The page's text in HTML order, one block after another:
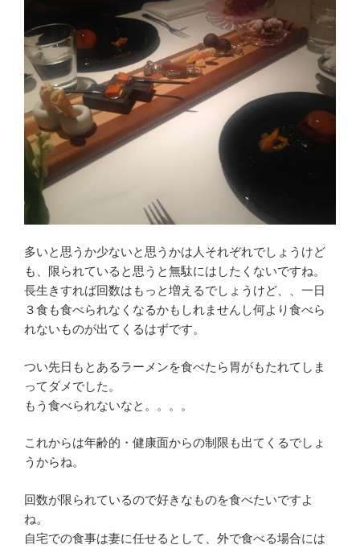
多いと思うか少ないと思うかは人それぞれでしょうけど
も、限られていると思うと無駄にはしたくないですね。
長生きすれば回数はもっと増えるでしょうけど、、一日
３食も食べられなくなるかもしれませんし何より食べら
れないものが出てくるはずです。
つい先日もとあるラーメンを食べたら胃がもたれてしま
ってダメでした。
もう食べられないなと。。。。
これからは年齢的・健康面からの制限も出てくるでしょ
うからね。
回数が限られているので好きなものを食べたいですよ
ね。
自宅での食事は妻に任せるとして、外で食べる場合には